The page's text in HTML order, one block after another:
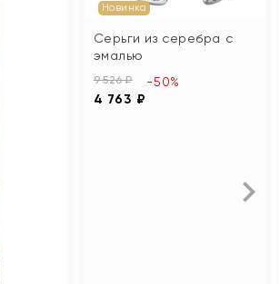
Новинка
Серьги из серебра с
эмалью
9 526 ₽
4 763 ₽
-50%